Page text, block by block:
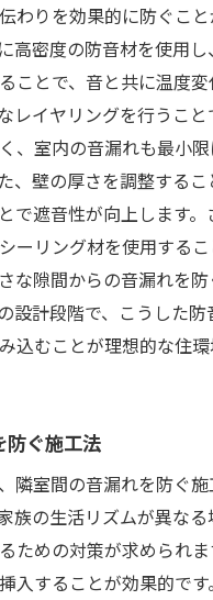
わりを効果的に防ぐこ
高密度の防音材を使用し
ことで、音と共に温度
レイヤリングを行うこ
、室内の音漏れも最小
、壁の厚さを調整する
で遮音性が向上します。
ーリング材を使用する
な隙間からの音漏れを
設計段階で、こうした防
込むことが理想的な住
防ぐ施工法
隣室間の音漏れを防ぐ
族の生活リズムが異なる
ための対策が求められま
入することが効果的です